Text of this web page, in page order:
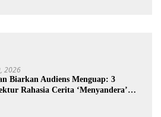
2026
Biarkan Audiens Menguap: 3
Rahasia Cerita ‘Menyandera’